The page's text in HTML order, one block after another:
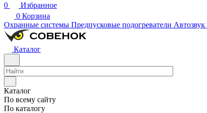
0
Избранное
0 Корзина
Охранные системы Предпусковые подогреватели Автозвук
Каталог
Каталог
По всему сайту
По каталогу